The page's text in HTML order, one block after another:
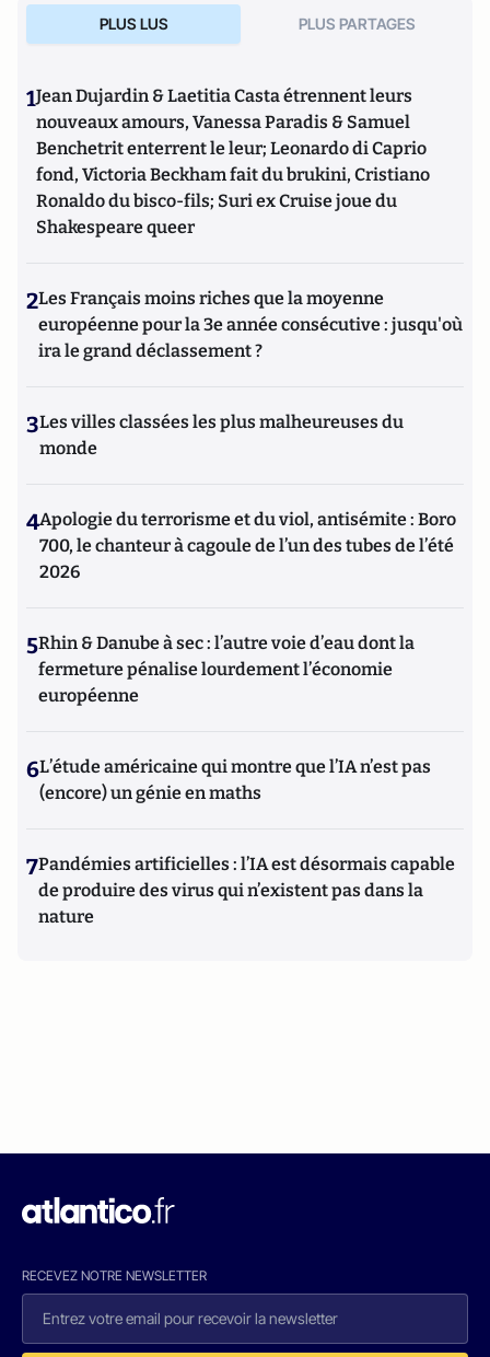
PLUS LUS PLUS PARTAGES
1Jean Dujardin & Laetitia Casta étrennent leurs
nouveaux amours, Vanessa Paradis & Samuel
Benchetrit enterrent le leur; Leonardo di Caprio
fond, Victoria Beckham fait du brukini, Cristiano
Ronaldo du bisco-fils; Suri ex Cruise joue du
Shakespeare queer
2Les Français moins riches que la moyenne
européenne pour la 3e année consécutive : jusqu'où
ira le grand déclassement ?
3Les villes classées les plus malheureuses du
monde
4Apologie du terrorisme et du viol, antisémite : Boro
700, le chanteur à cagoule de l’un des tubes de l’été
2026
5Rhin & Danube à sec : l’autre voie d’eau dont la
fermeture pénalise lourdement l’économie
européenne
6L’étude américaine qui montre que l’IA n’est pas
(encore) un génie en maths
7Pandémies artificielles : l’IA est désormais capable
de produire des virus qui n’existent pas dans la
nature
RECEVEZ NOTRE NEWSLETTER